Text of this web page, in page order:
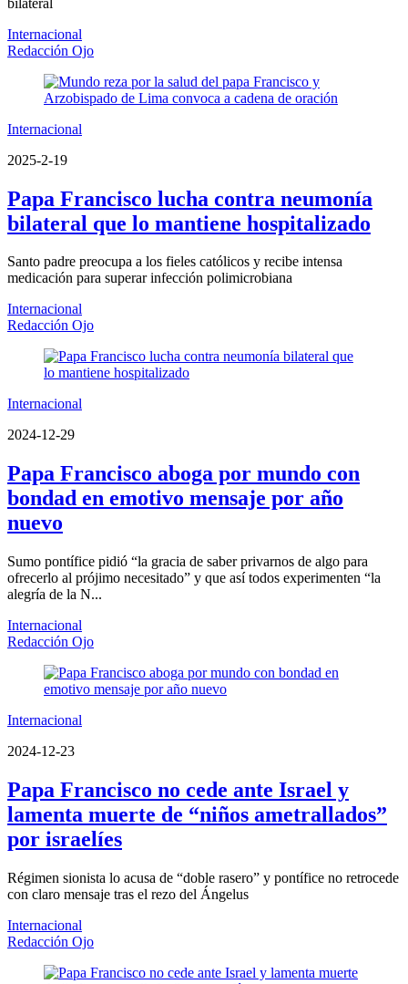
Internacional
Redacción Ojo
Internacional
2025-2-19
Papa Francisco lucha contra neumonía
bilateral que lo mantiene hospitalizado
Santo padre preocupa a los fieles católicos y recibe intensa
medicación para superar infección polimicrobiana
Internacional
Redacción Ojo
Internacional
2024-12-29
Papa Francisco aboga por mundo con
bondad en emotivo mensaje por año
nuevo
Sumo pontífice pidió “la gracia de saber privarnos de algo para
ofrecerlo al prójimo necesitado” y que así todos experimenten “la
alegría de la N...
Internacional
Redacción Ojo
Internacional
2024-12-23
Papa Francisco no cede ante Israel y
lamenta muerte de “niños ametrallados”
por israelíes
Régimen sionista lo acusa de “doble rasero” y pontífice no retrocede
con claro mensaje tras el rezo del Ángelus
Internacional
Redacción Ojo